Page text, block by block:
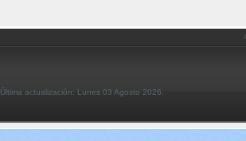
Última actualización: Lunes 03 Agosto 2026.